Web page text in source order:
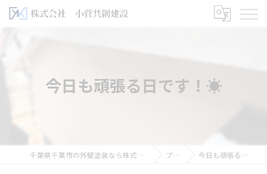
今日も頑張る日です！☀️
千葉県千葉市の外壁塗装なら株式会社小菅共創建設 ブログ 今日も頑張る日です！☀️